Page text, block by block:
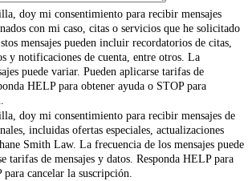
doy mi consentimiento para recibir mensajes
con mi caso, citas o servicios que he solicitado
mensajes pueden incluir recordatorios de citas,
y notificaciones de cuenta, entre otros. La
puede variar. Pueden aplicarse tarifas de
HELP para obtener ayuda o STOP para
doy mi consentimiento para recibir mensajes de
incluidas ofertas especiales, actualizaciones
Smith Law. La frecuencia de los mensajes puede
tarifas de mensajes y datos. Responda HELP para
cancelar la suscripción.